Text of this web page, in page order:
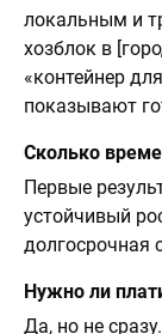
локальным и
хозблок в
«контейнер
показывают
Сколько
Первые
устойчивый
долгосрочная
Нужно ли
Да, но не